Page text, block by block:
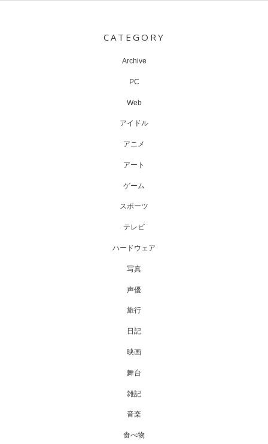
CATEGORY
Archive
PC
Web
アイドル
アニメ
アート
ゲーム
スポーツ
テレビ
ハードウェア
写真
声優
旅行
日記
映画
舞台
雑記
音楽
食べ物